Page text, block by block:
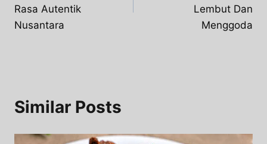
Rasa Autentik
Nusantara
Lembut Dan
Menggoda
Similar Posts